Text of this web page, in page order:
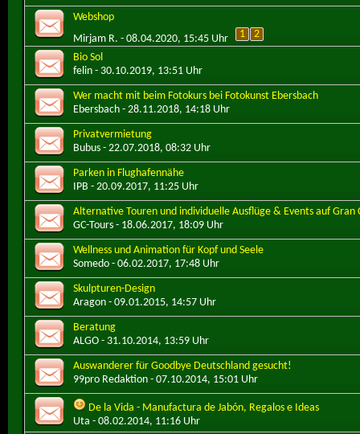
Webshop
Mirjam R. - 08.04.2020, 15:45 Uhr 1
2
Bio Sol
felin - 30.10.2019, 13:51 Uhr
Wer macht mit beim Fotokurs bei Fotokunst Ebersbach
Ebersbach - 28.11.2018, 14:18 Uhr
Privatvermietung
Bubus - 22.07.2018, 08:32 Uhr
Parken in Flughafennähe
IPB - 20.09.2017, 11:25 Uhr
Alternative Touren und individuelle Ausflüge & Events auf Gran
GC-Tours - 18.06.2017, 18:09 Uhr
Wellness und Animation für Kopf und Seele
Somedo - 06.02.2017, 17:48 Uhr
Skulpturen-Design
Aragon - 09.01.2015, 14:57 Uhr
Beratung
ALGO - 31.10.2014, 13:59 Uhr
Auswanderer für Goodbye Deutschland gesucht!
99pro Redaktion - 07.10.2014, 15:01 Uhr
De la Vida - Manufactura de Jabón, Regalos e Ideas
Uta - 08.02.2014, 11:16 Uhr